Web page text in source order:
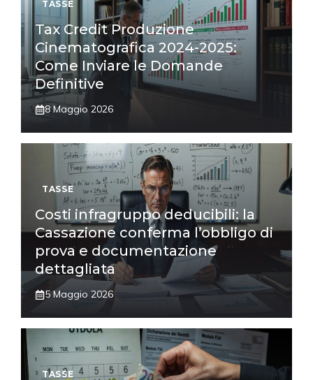
TASSE
Tax Credit Produzione
Cinematografica 2024-2025:
Come Inviare le Domande
Definitive
8 Maggio 2026
TASSE
Costi infragruppo deducibili: la
Cassazione conferma l’obbligo di
prova e documentazione
dettagliata
5 Maggio 2026
TASSE